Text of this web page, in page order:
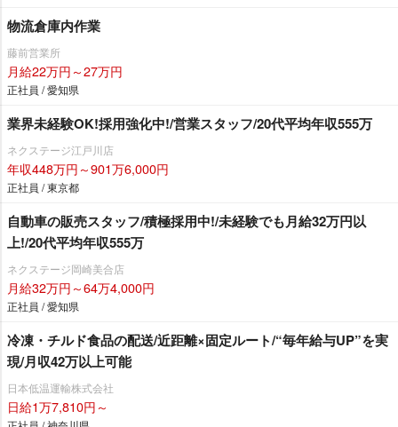
物流倉庫内作業
藤前営業所
月給22万円～27万円
正社員 / 愛知県
業界未経験OK!採用強化中!/営業スタッフ/20代平均年収555万
ネクステージ江戸川店
年収448万円～901万6,000円
正社員 / 東京都
自動車の販売スタッフ/積極採用中!/未経験でも月給32万円以
上!/20代平均年収555万
ネクステージ岡崎美合店
月給32万円～64万4,000円
正社員 / 愛知県
冷凍・チルド食品の配送/近距離×固定ルート/“毎年給与UP”を実
現/月収42万以上可能
日本低温運輸株式会社
日給1万7,810円～